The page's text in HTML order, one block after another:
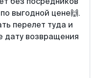
выгодной цене🙌.
перелет туда и
дату возвращения